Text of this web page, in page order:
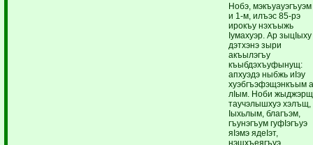
Нобэ, мэкъуауэгъуэм
и 1-м, илъэс 85-рэ
ирокъу нэхъыжь
Iумахуэр. Ар зыцIыху
дэтхэнэ зыри
акъылэгъу
къыбдэхъуфынущ:
апхуэдэ ныбжь иIэу
хуэбгъэфэщэнкъым
лIым. Ноби
таучэлышхуэ хэлъщ,
Iыхьлым, благъэм,
гъунэгъум гуфIэгъуэ
яIэмэ ядеIэт,
нэщхъеягъуэ